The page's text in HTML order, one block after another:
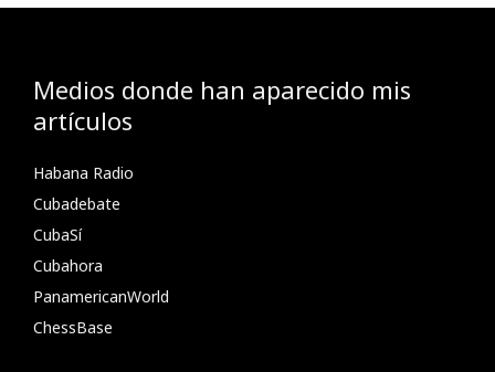
Medios donde han aparecido mis
artículos
Habana Radio
Cubadebate
CubaSí
Cubahora
PanamericanWorld
ChessBase